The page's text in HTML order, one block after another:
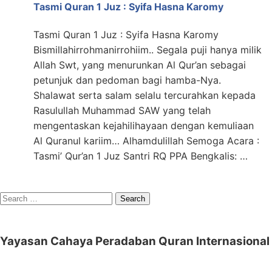
Tasmi Quran 1 Juz : Syifa Hasna Karomy
Tasmi Quran 1 Juz : Syifa Hasna Karomy
Bismillahirrohmanirrohiim.. Segala puji hanya milik
Allah Swt, yang menurunkan Al Qur’an sebagai
petunjuk dan pedoman bagi hamba-Nya.
Shalawat serta salam selalu tercurahkan kepada
Rasulullah Muhammad SAW yang telah
mengentaskan kejahilihayaan dengan kemuliaan
Al Quranul kariim… Alhamdulillah Semoga Acara :
Tasmi’ Qur’an 1 Juz Santri RQ PPA Bengkalis: …
Search
Yayasan Cahaya Peradaban Quran Internasional